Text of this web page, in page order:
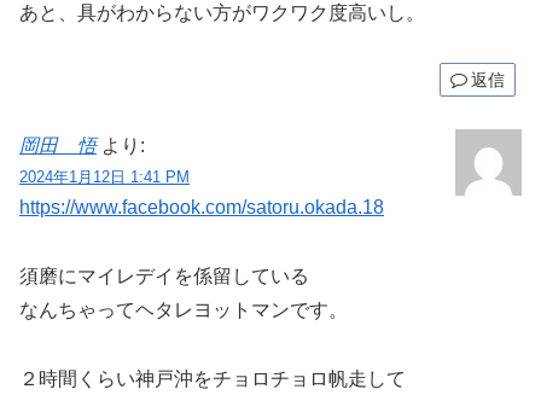
あと、具がわからない方がワクワク度高いし。
返信
岡田 悟 より:
2024年1月12日 1:41 PM
https://www.facebook.com/satoru.okada.18
須磨にマイレデイを係留している
なんちゃってヘタレヨットマンです。
２時間くらい神戸沖をチョロチョロ帆走して